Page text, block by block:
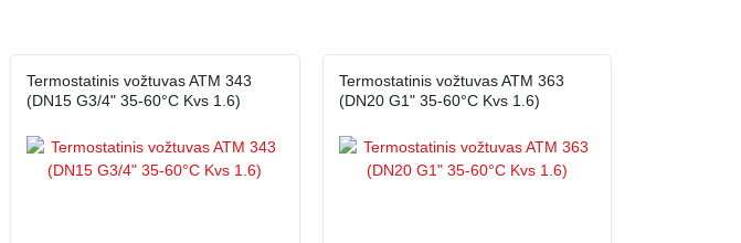
Termostatinis vožtuvas ATM 343
(DN15 G3/4" 35-60°C Kvs 1.6)
Termostatinis vožtuvas ATM 363
(DN20 G1" 35-60°C Kvs 1.6)